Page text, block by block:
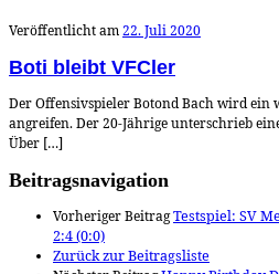
Veröffentlicht am22. Juli 2020
Boti bleibt VFCler
Der Offensivspieler Botond Bach wird ein
angreifen. Der 20-Jährige unterschrieb
Über […]
Beitragsnavigation
Vorheriger BeitragTestspiel: SV
2:4 (0:0)
Zurück zur Beitragsliste